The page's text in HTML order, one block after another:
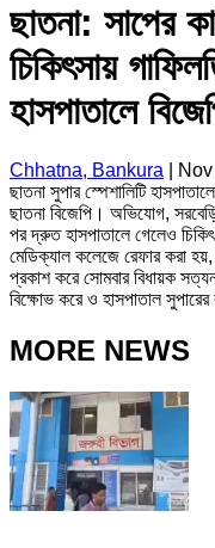
ছাতনা: সাপের
চিকিৎসায়
হাসপাতালে
Chhatna, Bankura
ছাতনা সুপার স্পেশালিটি
ছাতনা বিজেপি। অভিযোগ,
পর দ্রুত হাসপাতালে গেলেও
মেডিক্যাল কলেজে রেফার করা
প্রকাশ করে সোমবার বিধায়ক
বিক্ষোভ করে ও হাসপাতাল
MORE NEWS